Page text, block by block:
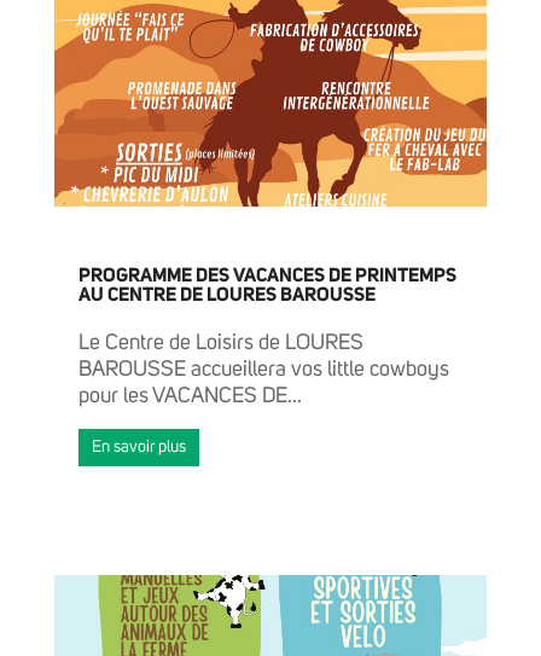
PROGRAMME DES VACANCES DE PRINTEMPS
AU CENTRE DE LOURES BAROUSSE
Le Centre de Loisirs de LOURES
BAROUSSE accueillera vos little cowboys
pour les VACANCES DE...
En savoir plus
ACTUALITÉS GRANDIR